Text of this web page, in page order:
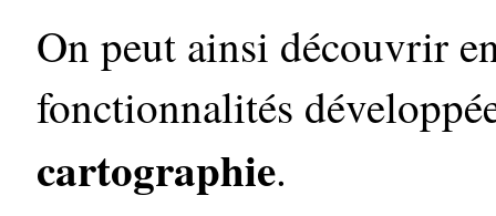
On peut ainsi découvrir
fonctionnalités
cartographie.